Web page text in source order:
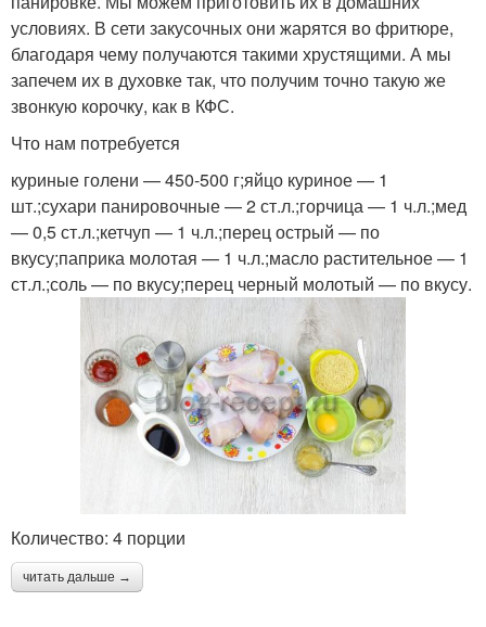
условиях. В сети закусочных они жарятся во фритюре,
благодаря чему получаются такими хрустящими. А мы
запечем их в духовке так, что получим точно такую же
звонкую корочку, как в КФС.
Что нам потребуется
куриные голени — 450-500 г;яйцо куриное — 1
шт.;сухари панировочные — 2 ст.л.;горчица — 1 ч.л.;мед
— 0,5 ст.л.;кетчуп — 1 ч.л.;перец острый — по
вкусу;паприка молотая — 1 ч.л.;масло растительное — 1
ст.л.;соль — по вкусу;перец черный молотый — по вкусу.
Количество: 4 порции
читать дальше →